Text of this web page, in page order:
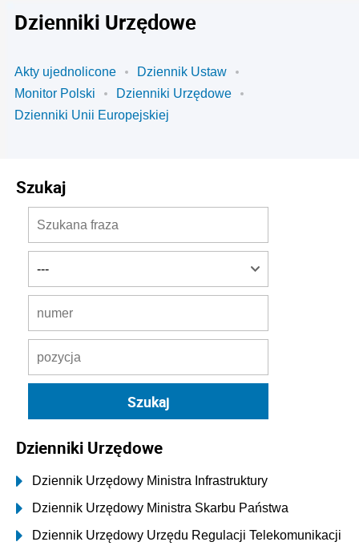
Dzienniki Urzędowe
Akty ujednolicone
Dziennik Ustaw
Monitor Polski
Dzienniki Urzędowe
Dzienniki Unii Europejskiej
Szukaj
Dzienniki Urzędowe
Dziennik Urzędowy Ministra Infrastruktury
Dziennik Urzędowy Ministra Skarbu Państwa
Dziennik Urzędowy Urzędu Regulacji Telekomunikacji